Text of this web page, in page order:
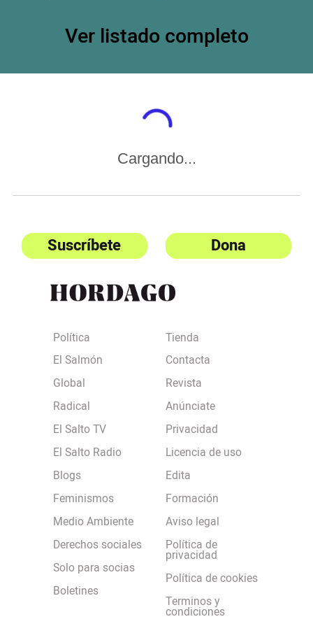
Ver listado completo
Cargando...
Suscríbete Dona
Política
El Salmón
Global
Radical
El Salto TV
El Salto Radio
Blogs
Feminismos
Medio Ambiente
Derechos sociales
Solo para socias
Boletines
Tienda
Contacta
Revista
Anúnciate
Privacidad
Licencia de uso
Edita
Formación
Aviso legal
Política de
privacidad
Política de cookies
Terminos y
condiciones